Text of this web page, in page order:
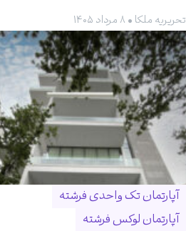
تحریریه ملکا • ۸ مرداد ۱۴۰۵
آپارتمان تک واحدی فرشته
آپارتمان لوکس فرشته